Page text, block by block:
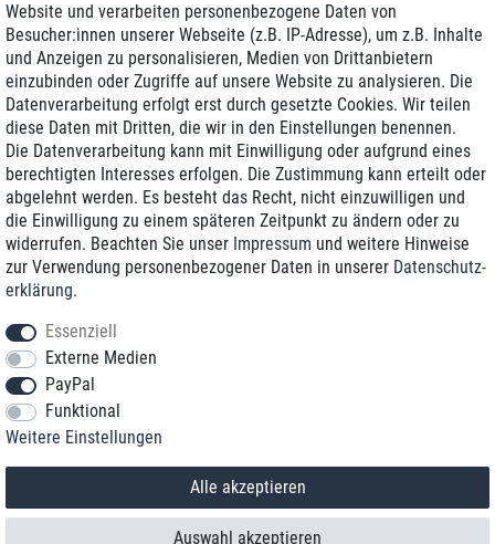
Zustellung am nächsten Werktag
Günstiger Versand
Generalüberholt mit Garantie
+49 8989 96160*
*Sie erreichen uns zum Ortstarif von Montag bis Freitag von 9 Uhr - 18 Uhr.
© 2018 TOP TEN Computervertrieb GmbH
Website und verarbeiten personenbezogene Daten von
Besucher:innen unserer Webseite (z.B. IP-Adresse), um z.B. Inhalte
und Anzeigen zu personalisieren, Medien von Drittanbietern
einzubinden oder Zugriffe auf unsere Website zu analysieren. Die
Datenverarbeitung erfolgt erst durch gesetzte Cookies. Wir teilen
diese Daten mit Dritten, die wir in den Einstellungen benennen.
Die Datenverarbeitung kann mit Einwilligung oder aufgrund eines
berechtigten Interesses erfolgen. Die Zustimmung kann erteilt oder
abgelehnt werden. Es besteht das Recht, nicht einzuwilligen und
die Einwilligung zu einem späteren Zeitpunkt zu ändern oder zu
widerrufen. Beachten Sie unser Impressum und weitere Hinweise
zur Verwendung personenbezogener Daten in unserer Daten­schutz­
erklärung.
Essenziell
Externe Medien
PayPal
Funktional
Weitere Einstellungen
Alle akzeptieren
Auswahl akzeptieren